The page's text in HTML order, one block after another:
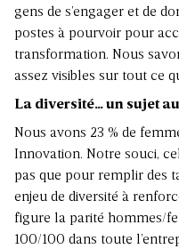
gens de s’engager et de
postes à pourvoir pour
transformation. Nous
assez visibles sur tout ce
La diversité… un sujet
Nous avons 23 % de
Innovation. Notre souci,
pas que pour remplir des
enjeu de diversité à
figure la parité hommes/
100/100 dans toute